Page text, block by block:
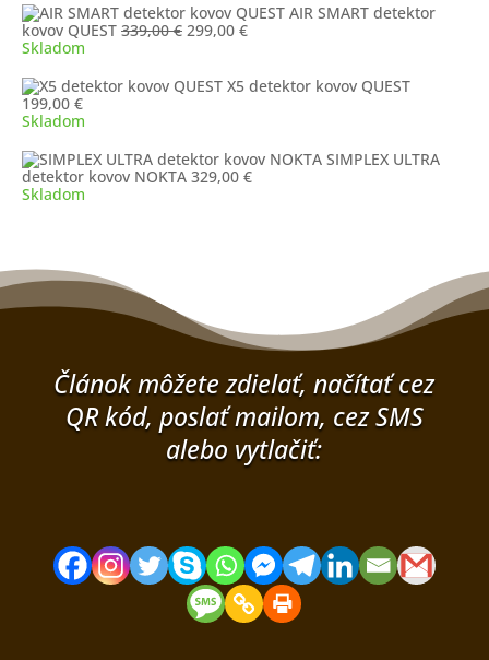
AIR SMART detektor
kovov QUEST 339,00€ Pôvodná
339,00 €.
299,00 €Aktuálna
299,00 €.
Skladom
X5 detektor kovov QUEST
199,00 €
Skladom
SIMPLEX ULTRA
detektor kovov NOKTA 329,00 €
Skladom
Článok môžete zdielať, načítať cez
QR kód, poslať mailom, cez SMS
alebo vytlačiť: